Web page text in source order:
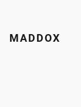
MADDOX